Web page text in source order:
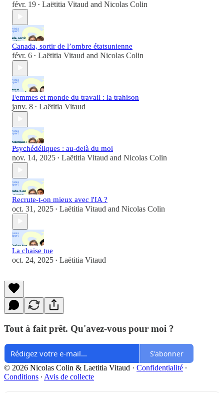
févr. 19 • Laëtitia Vitaud and Nicolas Colin
Canada, sortir de l’ombre étatsunienne
févr. 6 • Laëtitia Vitaud and Nicolas Colin
Femmes et monde du travail : la trahison
janv. 8 • Laëtitia Vitaud
Psychédéliques : au-delà du moi
nov. 14, 2025 • Laëtitia Vitaud and Nicolas Colin
Recrute-t-on mieux avec l'IA ?
oct. 31, 2025 • Laëtitia Vitaud and Nicolas Colin
La chaise tue
oct. 24, 2025 • Laëtitia Vitaud
Tout à fait prêt. Qu'avez-vous pour moi ?
S'abonner
© 2026 Nicolas Colin & Laetitia Vitaud · Confidentialité ∙
Conditions ∙ Avis de collecte